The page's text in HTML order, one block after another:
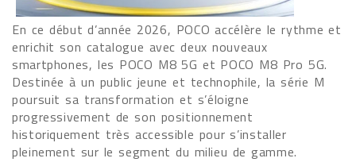
En ce début d’année 2026, POCO accélère le rythme et
enrichit son catalogue avec deux nouveaux
smartphones, les POCO M8 5G et POCO M8 Pro 5G.
Destinée à un public jeune et technophile, la série M
poursuit sa transformation et s’éloigne
progressivement de son positionnement
historiquement très accessible pour s’installer
pleinement sur le segment du milieu de gamme.